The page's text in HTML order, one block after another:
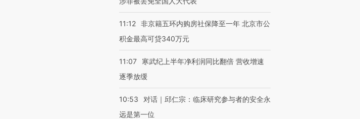
11:12 非京籍五环内购房社保降至一年 北京市公
积金最高可贷340万元
11:07
寒武纪上半年净利润同比翻倍 营收增速
逐季放缓
10:53
对话｜邱仁宗：临床研究参与者的安全永
远是第一位